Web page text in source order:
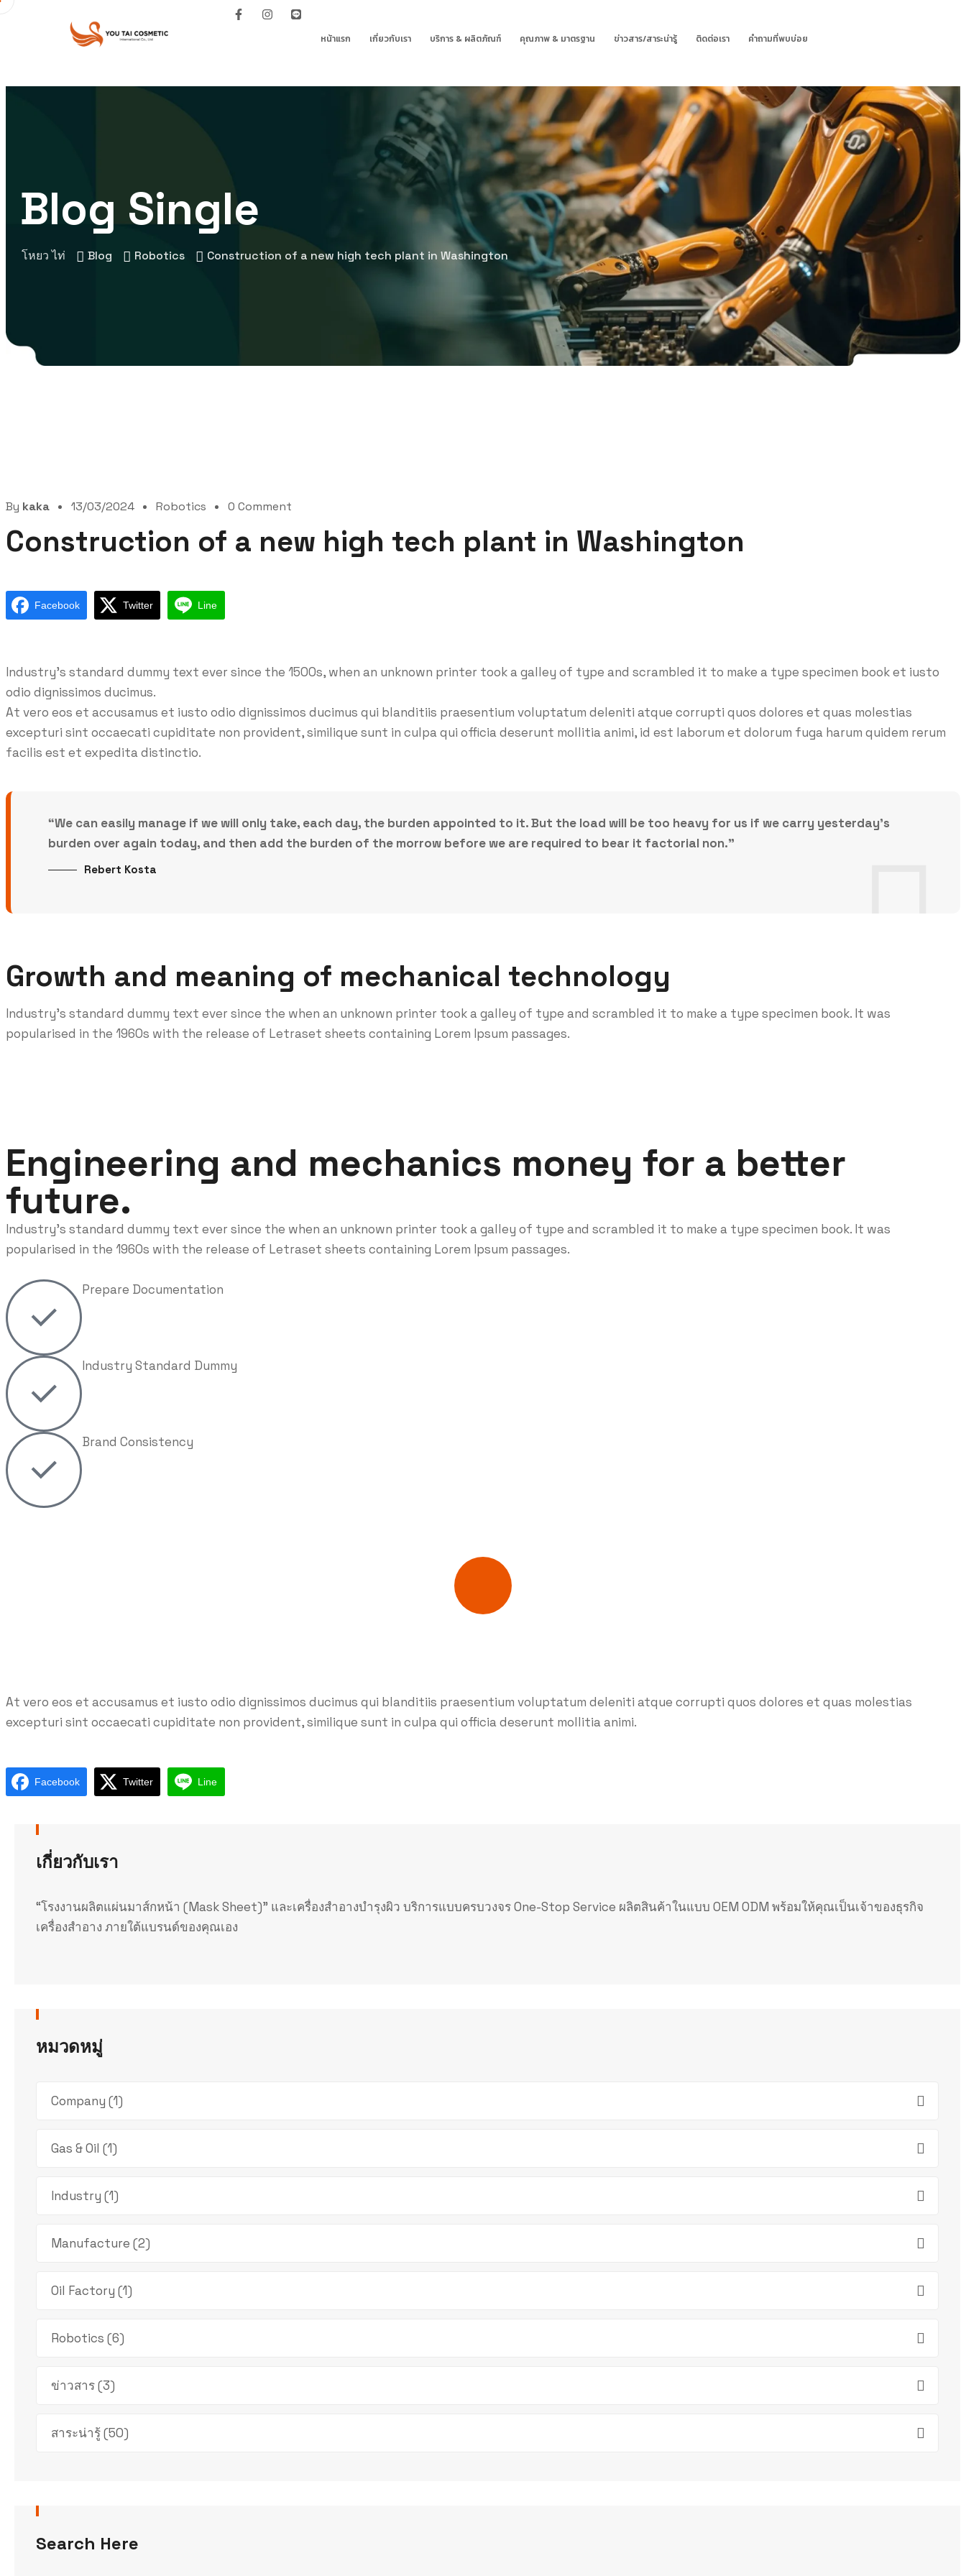
หน้าแรก เกี่ยวกับเรา บริการ & ผลิตภัณฑ์ คุณภาพ & มาตรฐาน ข่าวสาร/สาระน่ารู้ ติดต่อเรา คำถามที่พบบ่อย
Blog Single
โหยว ไท่ Blog Robotics Construction of a new high tech plant in Washington
By kaka 13/03/2024 Robotics 0 Comment
Construction of a new high tech plant in Washington
Facebook Twitter Line
Industry’s standard dummy text ever since the 1500s, when an unknown printer took a galley of type and scrambled it to make a type specimen book et iusto
odio dignissimos ducimus.
At vero eos et accusamus et iusto odio dignissimos ducimus qui blanditiis praesentium voluptatum deleniti atque corrupti quos dolores et quas molestias
excepturi sint occaecati cupiditate non provident, similique sunt in culpa qui officia deserunt mollitia animi, id est laborum et dolorum fuga harum quidem rerum
facilis est et expedita distinctio.
“We can easily manage if we will only take, each day, the burden appointed to it. But the load will be too heavy for us if we carry yesterday’s
burden over again today, and then add the burden of the morrow before we are required to bear it factorial non.”
Rebert Kosta
Growth and meaning of mechanical technology
Industry’s standard dummy text ever since the when an unknown printer took a galley of type and scrambled it to make a type specimen book. It was
popularised in the 1960s with the release of Letraset sheets containing Lorem Ipsum passages.
Engineering and mechanics money for a better
future.
Industry’s standard dummy text ever since the when an unknown printer took a galley of type and scrambled it to make a type specimen book. It was
popularised in the 1960s with the release of Letraset sheets containing Lorem Ipsum passages.
Prepare Documentation
Industry Standard Dummy
Brand Consistency
At vero eos et accusamus et iusto odio dignissimos ducimus qui blanditiis praesentium voluptatum deleniti atque corrupti quos dolores et quas molestias
excepturi sint occaecati cupiditate non provident, similique sunt in culpa qui officia deserunt mollitia animi.
Facebook Twitter Line
เกี่ยวกับเรา
“โรงงานผลิตแผ่นมาส์กหน้า (Mask Sheet)” และเครื่องสำอางบำรุงผิว บริการแบบครบวงจร One-Stop Service ผลิตสินค้าในแบบ OEM ODM พร้อมให้คุณเป็นเจ้าของธุรกิจ
เครื่องสำอาง ภายใต้แบรนด์ของคุณเอง
หมวดหมู่
Company (1)
Gas & Oil (1)
Industry (1)
Manufacture (2)
Oil Factory (1)
Robotics (6)
ข่าวสาร(3)
สาระน่ารู้(50)
Search Here